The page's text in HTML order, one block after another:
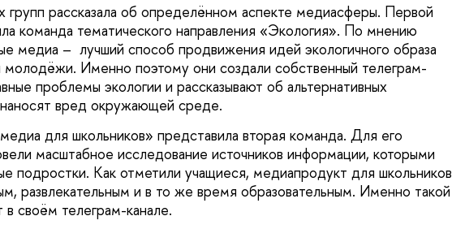
групп рассказала об определённом аспекте медиасферы. Первой
команда тематического направления «Экология». По мнению
медиа – лучший способ продвижения идей экологичного образа
Именно поэтому они создали собственный телеграм-
проблемы экологии и рассказывают об альтернативных
вред окружающей среде.
для школьников» представила вторая команда. Для его
масштабное исследование источников информации, которыми
подростки. Как отметили учащиеся, медиапродукт для школьников
развлекательным и в то же время образовательным. Именно такой
своём телеграм-канале.